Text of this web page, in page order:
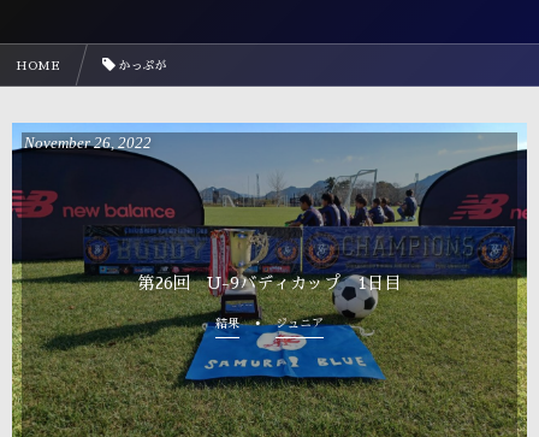
HOME かっぷが
第26回 U-9バディカップ 1日目
November 26 2022
結果 ジュニア